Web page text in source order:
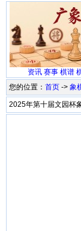
资讯 赛事 棋谱
您的位置： 首页 -> 象
2025年第十届文园杯